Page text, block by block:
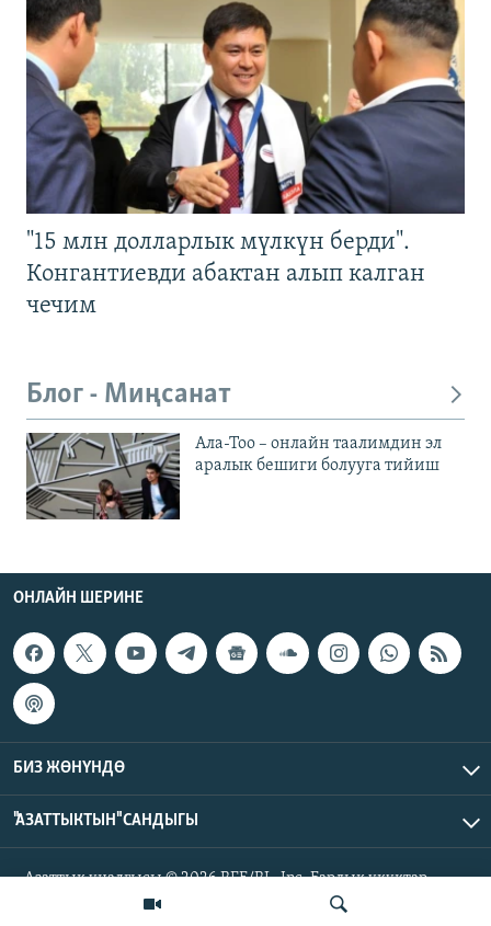
"15 млн долларлык мүлкүн берди".
Конгантиевди абактан алып калган
чечим
Блог - Миңсанат
Ала-Тоо – онлайн таалимдин эл
аралык бешиги болууга тийиш
ОНЛАЙН ШЕРИНЕ
БИЗ ЖӨНҮНДӨ
"АЗАТТЫКТЫН" САНДЫГЫ
Азаттык үналгысы © 2026 RFE/RL, Inc. Бардык укуктар